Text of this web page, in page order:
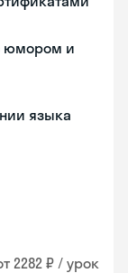
юмором и
языка
2282 ₽ / урок